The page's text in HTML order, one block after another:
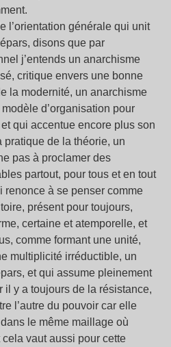
l’orientation générale qui unit
disons que par
j’entends un anarchisme
critique envers une bonne
la modernité, un anarchisme
d’organisation pour
qui accentue encore plus son
pratique de la théorie, un
pas à proclamer des
partout, pour tous et en tout
renonce à se penser comme
présent pour toujours,
certaine et atemporelle, et
comme formant une unité,
multiplicité irréductible, un
et qui assume pleinement
il y a toujours de la résistance,
l’autre du pouvoir car elle
le même maillage où
vaut aussi pour cette